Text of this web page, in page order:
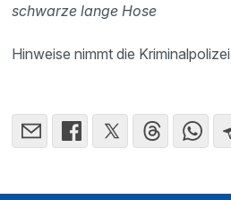
schwarze lange Hose
Hinweise nimmt die